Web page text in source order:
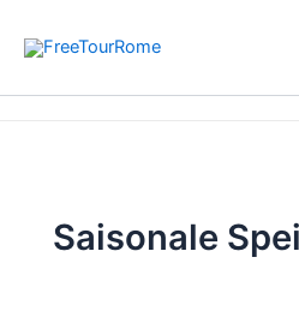
Inhalt
Saisonale